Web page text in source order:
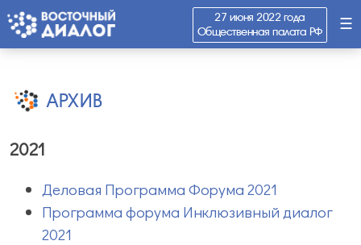
☰
27 июня 2022 года
Общественная палата РФ
АРХИВ
2021
Деловая Программа Форума 2021
Программа форума Инклюзивный диалог
2021